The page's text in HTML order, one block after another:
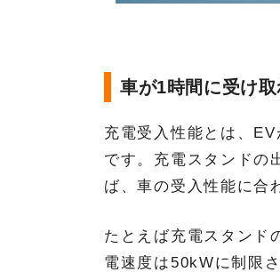
車が1時間に受け
充電受入性能とは、
です。充電スタンドの
ば、車の受入性能に合
たとえば充電スタンド
電速度は50kWに制限